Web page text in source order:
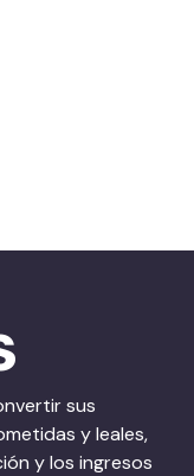
sus
y leales,
y los ingresos